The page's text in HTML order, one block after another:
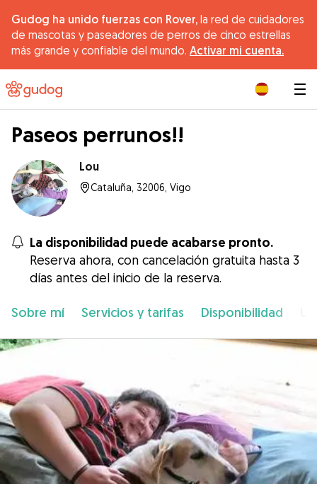
Gudog ha unido fuerzas con Rover, la red de cuidadores
de mascotas y paseadores de perros de cinco estrellas
más grande y confiable del mundo. Activar mi cuenta.
Paseos perrunos!!
Lou
Cataluña, 32006, Vigo
La disponibilidad puede acabarse pronto.
Reserva ahora, con cancelación gratuita hasta 3
días antes del inicio de la reserva.
Sobre mí Servicios y tarifas Disponibilidad